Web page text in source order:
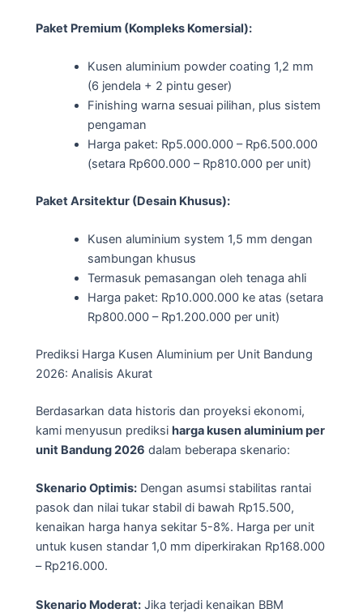
Paket Premium (Kompleks Komersial):
Kusen aluminium powder coating 1,2 mm
(6 jendela + 2 pintu geser)
Finishing warna sesuai pilihan, plus sistem
pengaman
Harga paket: Rp5.000.000 – Rp6.500.000
(setara Rp600.000 – Rp810.000 per unit)
Paket Arsitektur (Desain Khusus):
Kusen aluminium system 1,5 mm dengan
sambungan khusus
Termasuk pemasangan oleh tenaga ahli
Harga paket: Rp10.000.000 ke atas (setara
Rp800.000 – Rp1.200.000 per unit)
Prediksi Harga Kusen Aluminium per Unit Bandung
2026: Analisis Akurat
Berdasarkan data historis dan proyeksi ekonomi,
kami menyusun prediksi harga kusen aluminium per
unit Bandung 2026 dalam beberapa skenario:
Skenario Optimis: Dengan asumsi stabilitas rantai
pasok dan nilai tukar stabil di bawah Rp15.500,
kenaikan harga hanya sekitar 5-8%. Harga per unit
untuk kusen standar 1,0 mm diperkirakan Rp168.000
– Rp216.000.
Skenario Moderat: Jika terjadi kenaikan BBM